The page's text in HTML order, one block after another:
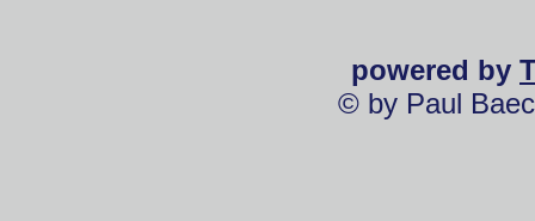
powered by
© by Paul